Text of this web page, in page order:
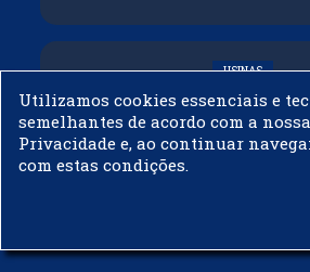
USINAS
Governo adia reunião
etanol na
Utilizamos cookies essenciais e
semelhantes de acordo com a
Privacidade e, ao continuar
com estas condições.